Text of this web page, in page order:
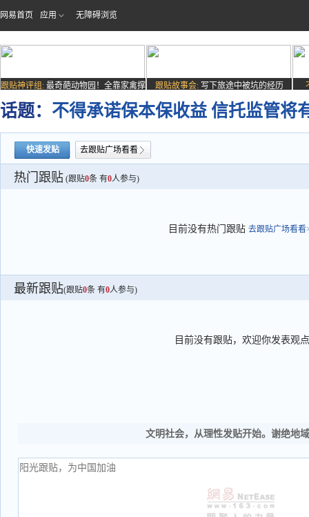
网易首页 应用 无障碍浏览
跟贴神评组: 最奇葩动物园！全靠家禽撑
场子
跟贴故事会: 写下旅途中被坑的经历
话题： 不得承诺保本保收益 信托监管将
快速发贴 去跟贴广场看看
热门跟贴 (跟贴0条 有0人参与)
目前没有热门跟贴 去跟贴广场看看
最新跟贴(跟贴0条 有0人参与)
目前没有跟贴，欢迎你发表观点
文明社会，从理性发贴开始。谢绝地